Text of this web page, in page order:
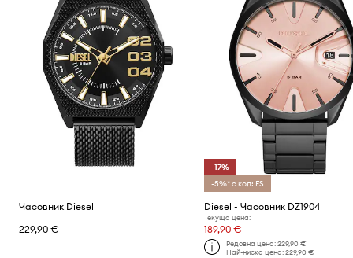
Часовник Diesel
229,90 €
-17%
-5%* с код: FS
Diesel - Часовник DZ1904
Текуща цена:
189,90 €
Редовна цена: 229,90 €
Най-ниска цена: 229,90 €